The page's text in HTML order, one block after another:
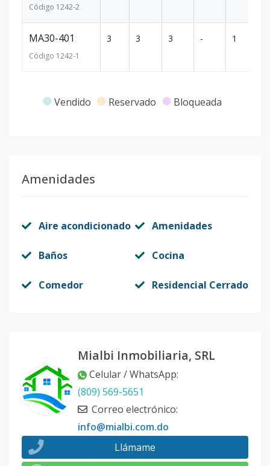
Código 1242-2
MA30-401
Código 1242-1
3 3 3 - 1
Vendido Reservado Bloqueada
Amenidades
Aire acondicionado Amenidades
Baños Cocina
Comedor Residencial Cerrado
Mialbi Inmobiliaria, SRL
Celular / WhatsApp:
(809) 569-5651
Correo electrónico:
info@mialbi.com.do
Llámame